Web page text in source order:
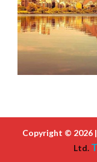
Copyright © 2026
Ltd.